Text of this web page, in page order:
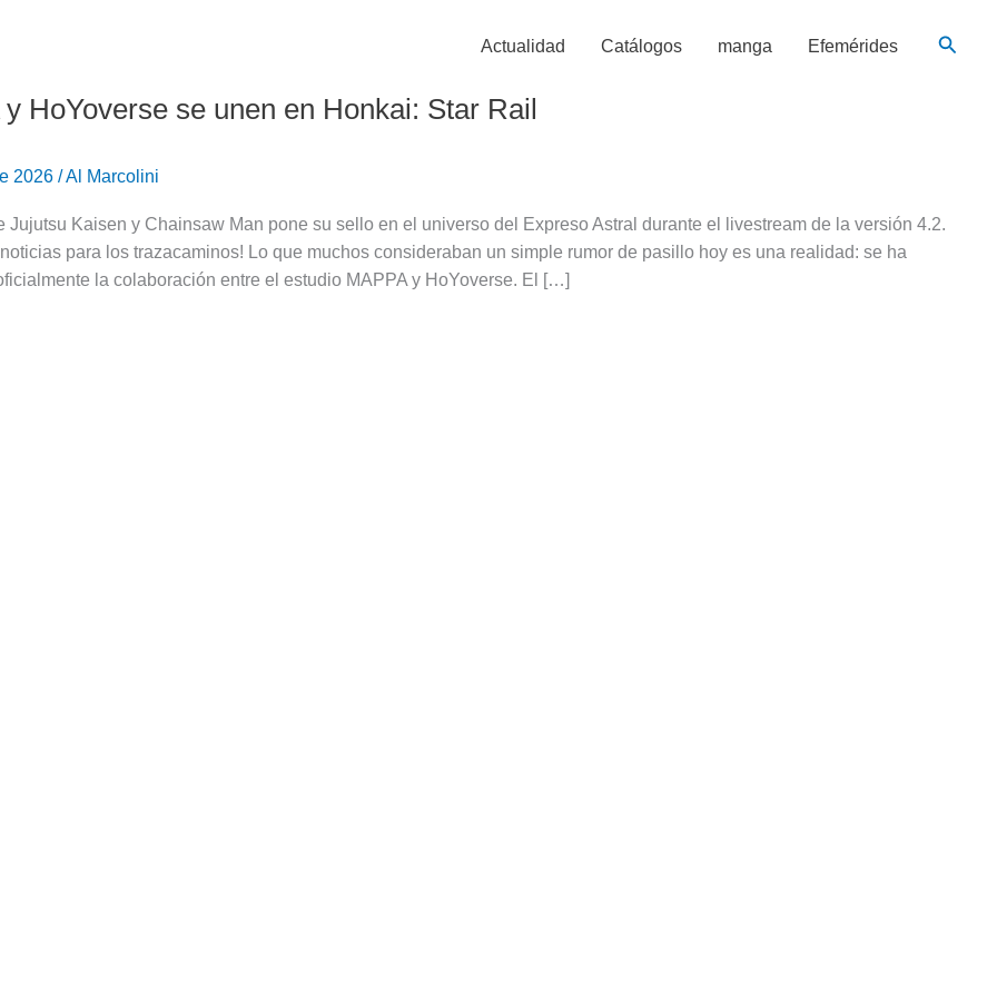
Actualidad Catálogos manga Efemérides
y HoYoverse se unen en Honkai: Star Rail
2026 /Al Marcolini
Jujutsu Kaisen y Chainsaw Man pone su sello en el universo del Expreso Astral durante el livestream de la versión 4.2.
noticias para los trazacaminos! Lo que muchos consideraban un simple rumor de pasillo hoy es una realidad: se ha
la colaboración entre el estudio MAPPA y HoYoverse. El […]